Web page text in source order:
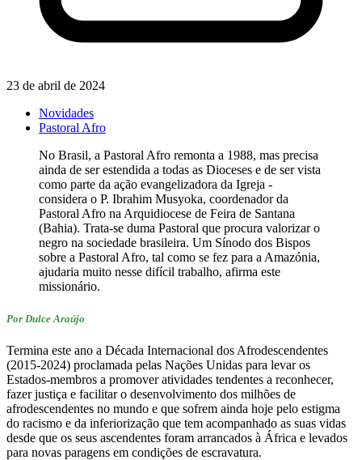
23 de abril de 2024
Novidades
Pastoral Afro
No Brasil, a Pastoral Afro remonta a 1988, mas precisa
ainda de ser estendida a todas as Dioceses e de ser vista
como parte da ação evangelizadora da Igreja -
considera o P. Ibrahim Musyoka, coordenador da
Pastoral Afro na Arquidiocese de Feira de Santana
(Bahia). Trata-se duma Pastoral que procura valorizar o
negro na sociedade brasileira. Um Sínodo dos Bispos
sobre a Pastoral Afro, tal como se fez para a Amazónia,
ajudaria muito nesse difícil trabalho, afirma este
missionário.
Por Dulce Araújo
Termina este ano a Década Internacional dos Afrodescendentes
(2015-2024) proclamada pelas Nações Unidas para levar os
Estados-membros a promover atividades tendentes a reconhecer,
fazer justiça e facilitar o desenvolvimento dos milhões de
afrodescendentes no mundo e que sofrem ainda hoje pelo estigma
do racismo e da inferiorização que tem acompanhado as suas vidas
desde que os seus ascendentes foram arrancados à África e levados
para novas paragens em condições de escravatura.